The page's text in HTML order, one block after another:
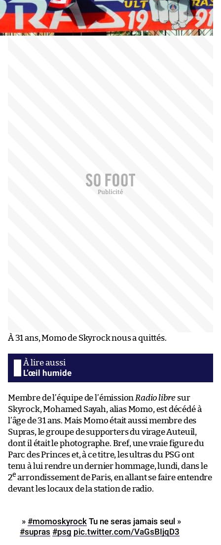
À 31 ans, Momo de Skyrock nous a quittés.
L’œil humide
Membre de l’équipe de l’émission Radio libre sur
Skyrock, Mohamed Sayah, alias Momo, est décédé à
l’âge de 31 ans. Mais Momo était aussi membre des
Supras, le groupe de supporters du virage Auteuil,
dont il était le photographe. Bref, une vraie figure du
Parc des Princes et, à ce titre, les ultras du PSG ont
tenu à lui rendre un dernier hommage, lundi, dans le
2e arrondissement de Paris, en allant se faire entendre
devant les locaux de la station de radio.
» #momoskyrock Tu ne seras jamais seul »
#supras #psg pic.twitter.com/VaGsBIjqD3